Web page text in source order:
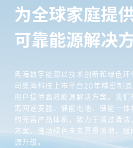
为全球家庭提
可靠能源解决
奥海数字能源以技术创新和绿色
司奥海科技上市平台20年精密制
用户提供高效能源解决方案。我们
离网逆变器、储能电池、储能一
的完善产品体系，致力于通过清
方案，推动绿色未来愿景落地，
源升级。